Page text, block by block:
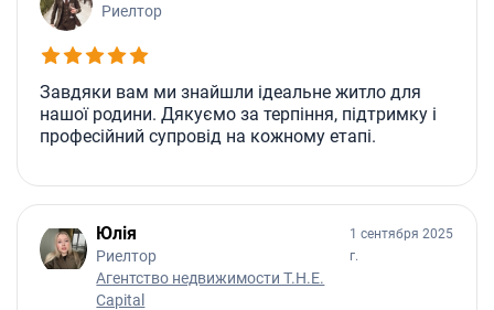
Риелтор
Завдяки вам ми знайшли ідеальне житло для
нашої родини. Дякуємо за терпіння, підтримку і
професійний супровід на кожному етапі.
Юлія
Риелтор
Агентство недвижимости T.H.E.
Capital
1 сентября 2025
г.